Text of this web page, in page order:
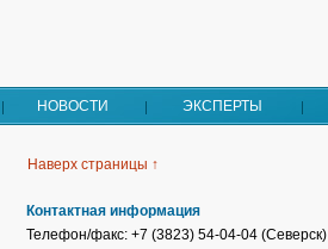
НОВОСТИ ЭКСПЕРТЫ
Наверх страницы ↑
Контактная информация
Телефон/факс: +7 (3823) 54-04-04 (Северск)